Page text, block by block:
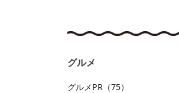
グルメ
グルメPR（75）